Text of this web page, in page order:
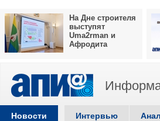
На Дне строителя
выступят
Uma2rman и
Афродита
Новости Интервью